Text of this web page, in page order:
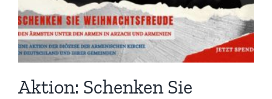
Aktion: Schenken Sie